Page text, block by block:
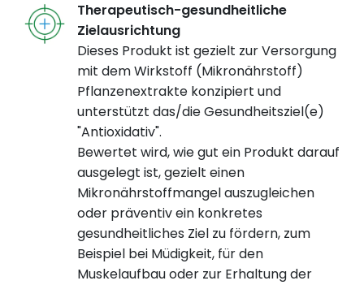
Therapeutisch-gesundheitliche
Zielausrichtung
Dieses Produkt ist gezielt zur Versorgung
mit dem Wirkstoff (Mikronährstoff)
Pflanzenextrakte konzipiert und
unterstützt das/die Gesundheitsziel(e)
"Antioxidativ".
Bewertet wird, wie gut ein Produkt darauf
ausgelegt ist, gezielt einen
Mikronährstoffmangel auszugleichen
oder präventiv ein konkretes
gesundheitliches Ziel zu fördern, zum
Beispiel bei Müdigkeit, für den
Muskelaufbau oder zur Erhaltung der